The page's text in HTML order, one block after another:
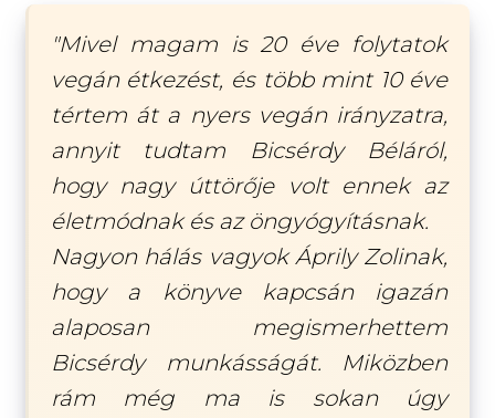
"Mivel magam is 20 éve folytatok
vegán étkezést, és több mint 10 éve
tértem át a nyers vegán irányzatra,
annyit tudtam Bicsérdy Béláról,
hogy nagy úttörője volt ennek az
életmódnak és az öngyógyításnak.
Nagyon hálás vagyok Áprily Zolinak,
hogy a könyve kapcsán igazán
alaposan megismerhettem
Bicsérdy munkásságát. Miközben
rám még ma is sokan úgy